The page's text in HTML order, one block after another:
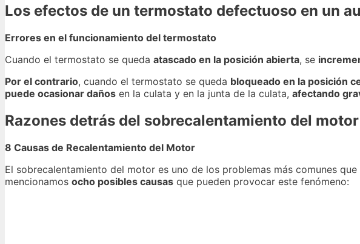
Los efectos de un termostato defectuoso en un
Errores en el funcionamiento del termostato
Cuando el termostato se queda atascado en la posición abierta, se
Por el contrario, cuando el termostato se queda bloqueado en la posición
puede ocasionar daños en la culata y en la junta de la culata, afectando
Razones detrás del sobrecalentamiento del motor
8 Causas de Recalentamiento del Motor
El sobrecalentamiento del motor es uno de los problemas más comunes
mencionamos ocho posibles causas que pueden provocar este fenómeno: